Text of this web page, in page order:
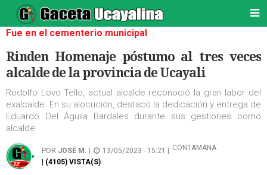
Fue en el cementerio municipal
Rinden Homenaje póstumo al tres veces
alcalde de la provincia de Ucayali
Rodolfo Lovo Tello, actual alcalde reconoció la gran labor del
exalcalde. En su alocución, destacó la dedicación y entrega de
Eduardo Del Águila Bardales durante sus gestiones como
alcalde.
POR JOSÉ M. 13/05/2023 - 15:21 |
CONTAMANA
| (4105) VISTA(S)